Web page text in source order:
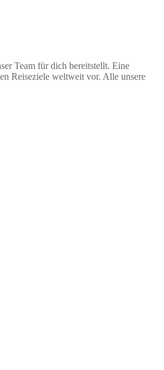
Team für dich bereitstellt. Eine
Reiseziele weltweit vor. Alle unsere